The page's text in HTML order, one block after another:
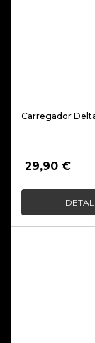
Carregador
29,90 €